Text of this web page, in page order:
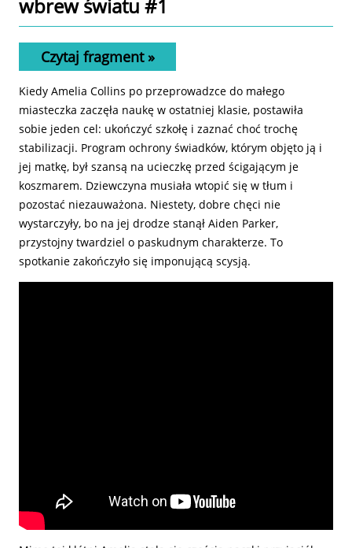
wbrew światu #1
Czytaj fragment »
Kiedy Amelia Collins po przeprowadzce do małego
miasteczka zaczęła naukę w ostatniej klasie, postawiła
sobie jeden cel: ukończyć szkołę i zaznać choć trochę
stabilizacji. Program ochrony świadków, którym objęto ją i
jej matkę, był szansą na ucieczkę przed ścigającym je
koszmarem. Dziewczyna musiała wtopić się w tłum i
pozostać niezauważona. Niestety, dobre chęci nie
wystarczyły, bo na jej drodze stanął Aiden Parker,
przystojny twardziel o paskudnym charakterze. To
spotkanie zakończyło się imponującą scysją.